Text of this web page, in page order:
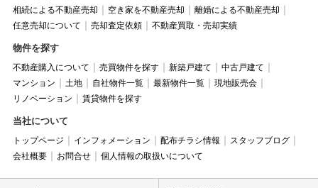
相続による不動産売却
空き家を不動産売却
離婚による不動産売却
任意売却について
売却査定依頼 不動産買取・売却実績
物件を探す
不動産購入について 売買物件を探す 新築戸建て
中古戸建て
マンション
土地 自社物件一覧 最新物件一覧
現地販売会
リノベーション
賃貸物件を探す
当社について
トップページ インフォメーション 配布チラシ情報
スタッフブログ
会社概要
お問合せ 個人情報の取扱いについて